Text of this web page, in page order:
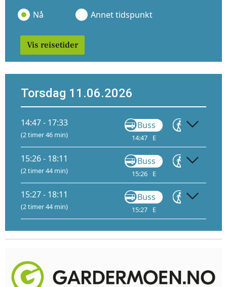
Nå Annet tidspunkt
Vis reisetider
Torsdag 11.06.2026
14:47 - 17:33
(2 timer 46 min)
Buss
14:47 E
Gå
15:26 - 18:11
(2 timer 44 min)
Buss
15:26 E
Gå
15:27 - 18:11
(2 timer 44 min)
Buss
15:27 E
Gå